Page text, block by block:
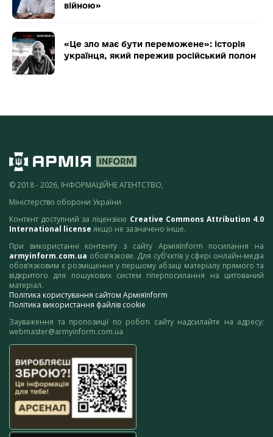
війною»
«Це зло має бути переможене»: історія
українця, який пережив російський полон
© 2018 - 2026, ІНФОРМАЦІЙНЕ АГЕНТСТВО,
Міністерство оборони України
Контент доступний за ліцензією Creative Commons Attribution 4.0
International license якщо не зазначено інше.
При використанні контенту з сайту АрміяInform посилання на
armyinform.com.ua обов’язкове. Для суб’єктів у сфері онлайн-медіа
обов’язковим є розміщення у першому абзаці матеріалу прямого та
відкритого для пошукових систем гіперпосилання на цитований
матеріал.
Політика користування сайтом АрміяInform
Політика використання файлів cookie
Зауваження та пропозиції по роботі сайту надсилайте на адресу:
webmaster@armyinform.com.ua